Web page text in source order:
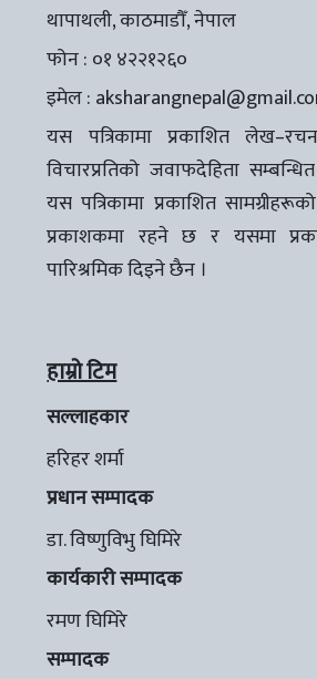
थापाथली, काठमाडौँ, नेपाल
फोन : ०१ ४२२१२६०
इमेल :
यस पत्रिकामा प्रकाशित
विचारप्रतिको जवाफदेहिता
यस पत्रिकामा प्रकाशित
प्रकाशकमा रहने छ र यसमा
पारिश्रमिक दिइने छैन ।
हाम्रो टिम
सल्लाहकार
हरिहर शर्मा
प्रधान सम्पादक
डा. विष्णुविभु घिमिरे
कार्यकारी सम्पादक
रमण घिमिरे
सम्पादक